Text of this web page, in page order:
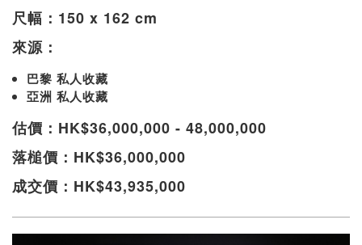
尺幅：150 x 162 cm
來源：
巴黎 私人收藏
亞洲 私人收藏
估價：HK$36,000,000 - 48,000,000
落槌價：HK$36,000,000
成交價：HK$43,935,000